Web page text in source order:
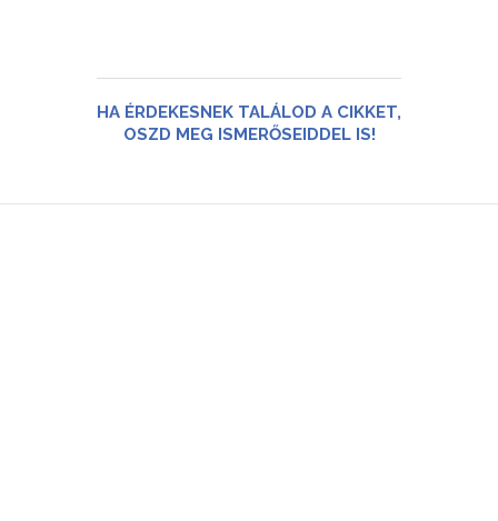
HA ÉRDEKESNEK TALÁLOD A CIKKET,
OSZD MEG ISMERŐSEIDDEL IS!